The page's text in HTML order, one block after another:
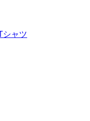
シャツ